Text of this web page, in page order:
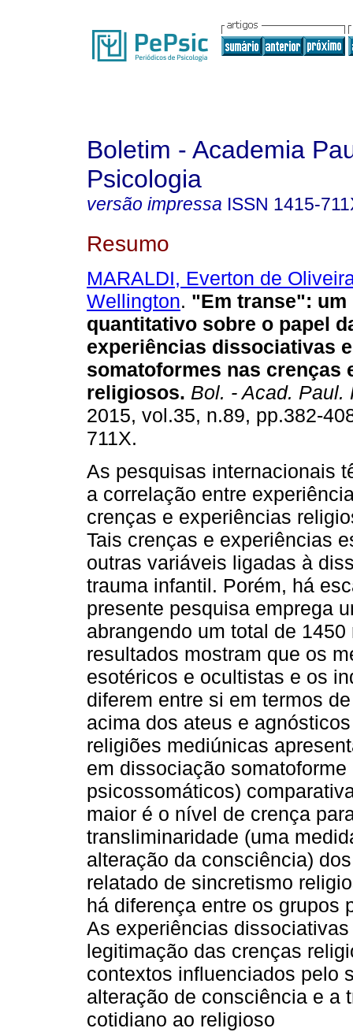
Boletim - Academia
Psicologia
versão impressa ISSN 1415-
Resumo
MARALDI, Everton de
Wellington. "Em transe": um
quantitativo sobre o papel
experiências dissociativas e
somatoformes nas crenças
religiosos. Bol. - Acad. Paul.
2015, vol.35, n.89, pp.382-
711X.
As pesquisas internacionais
a correlação entre
crenças e experiências
Tais crenças e experiências
outras variáveis ligadas à
trauma infantil. Porém, há
presente pesquisa emprega
abrangendo um total de
resultados mostram que os
esotéricos e ocultistas e os
diferem entre si em termos
acima dos ateus e
religiões mediúnicas
em dissociação
psicossomáticos)
maior é o nível de crença
transliminaridade (uma
alteração da consciência)
relatado de sincretismo
há diferença entre os grupos
As experiências
legitimação das crenças
contextos influenciados pelo
alteração de consciência e a
cotidiano ao religioso